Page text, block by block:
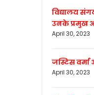
विद्यालय
उनके प्रमुख
April 30, 2023
जस्टिस
April 30, 2023